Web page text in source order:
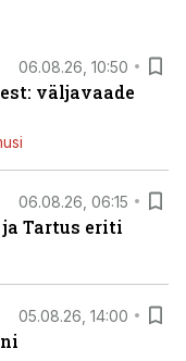
06.08.26, 10:50
väljavaade
06.08.26, 06:15
Tartus eriti
05.08.26, 14:00